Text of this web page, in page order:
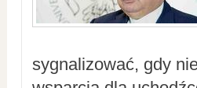
sygnalizować, gdy